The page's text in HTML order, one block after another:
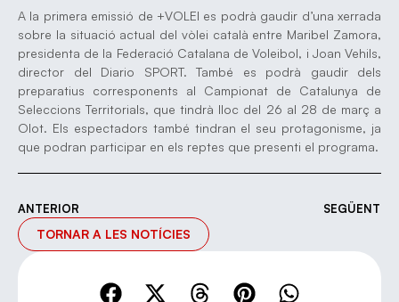
A la primera emissió de +VOLEI es podrà gaudir d’una xerrada
sobre la situació actual del vòlei català entre Maribel Zamora,
presidenta de la Federació Catalana de Voleibol, i Joan Vehils,
director del Diario SPORT. També es podrà gaudir dels
preparatius corresponents al Campionat de Catalunya de
Seleccions Territorials, que tindrà lloc del 26 al 28 de març a
Olot. Els espectadors també tindran el seu protagonisme, ja
que podran participar en els reptes que presenti el programa.
ANTERIOR SEGÜENT
TORNAR A LES NOTÍCIES